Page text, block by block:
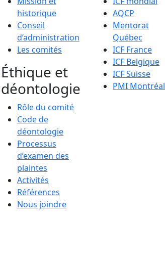
historique
Conseil
d’administration
Les comités
Éthique et
déontologie
Rôle du comité
Code de
déontologie
Processus
d’examen des
plaintes
Activités
Références
Nous joindre
AQCP
Mentorat
Québec
ICF France
ICF Belgique
ICF Suisse
PMI Montréal